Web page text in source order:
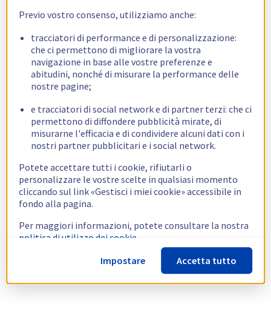
Previo vostro consenso, utilizziamo anche:
tracciatori di performance e di personalizzazione:
che ci permettono di migliorare la vostra
navigazione in base alle vostre preferenze e
abitudini, nonché di misurare la performance delle
nostre pagine;
e tracciatori di social network e di partner terzi: che ci
permettono di diffondere pubblicità mirate, di
misurarne l'efficacia e di condividere alcuni dati con i
nostri partner pubblicitari e i social network.
Potete accettare tutti i cookie, rifiutarli o
personalizzare le vostre scelte in qualsiasi momento
cliccando sul link «Gestisci i miei cookie» accessibile in
fondo alla pagina.
Per maggiori informazioni, potete consultare la nostra
politica di utilizzo dei cookie.
Impostare
Accetta tutto